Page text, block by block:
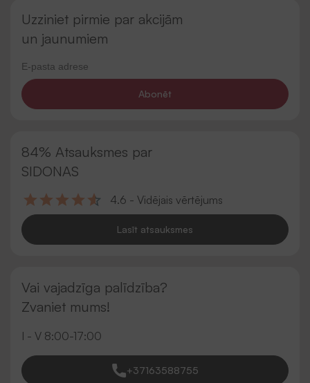
Uzziniet pirmie par akcijām
un jaunumiem
Abonēt
84% Atsauksmes par
SIDONAS
4.6 - Vidējais vērtējums
Lasīt atsauksmes
Vai vajadzīga palīdzība?
Zvaniet mums!
I - V 8:00-17:00
+37163588755